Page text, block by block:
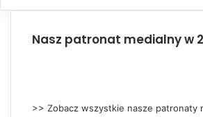
Nasz patronat medialny w
>> Zobacz wszystkie nasze patronaty